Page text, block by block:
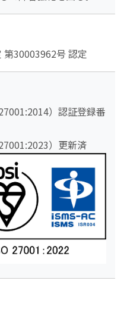
第30003962号 認定
）認証登録番
）更新済